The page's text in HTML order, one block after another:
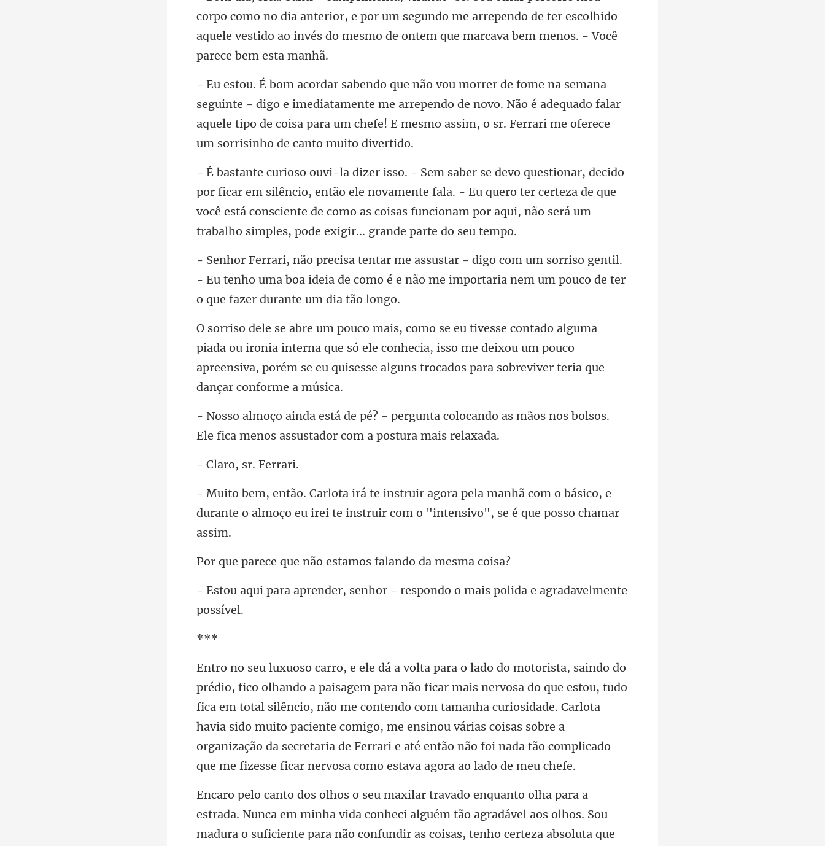
omo no dia anterior, e por um segundo me arrependo de ter escolhido
aquele vesti
e imediatamente me arrependo de novo. Não é adequado falar
aquele tipo de coisa para um
êncio, então ele novamente fala. - Eu quero ter certeza de que
você está consciente de como as c
sorriso gentil.
- Eu tenho uma boa ideia de como é e não me imp
ironia interna que só ele conhecia, isso me deixou um pouco
apreensiva, porém s
a colocando as mãos nos bolsos.
Ele fica m
, sr. F
a manhã com o básico, e
durante o almoço eu irei te i
não estamos falan
senhor - respondo o mais pol
*
estou, tudo
fica em total silêncio, não me contendo com tamanha curiosidade. Carlota
havia sido muito paciente comigo, me ensinou várias coisas sobr
fundir as coisas, tenho certeza absoluta que